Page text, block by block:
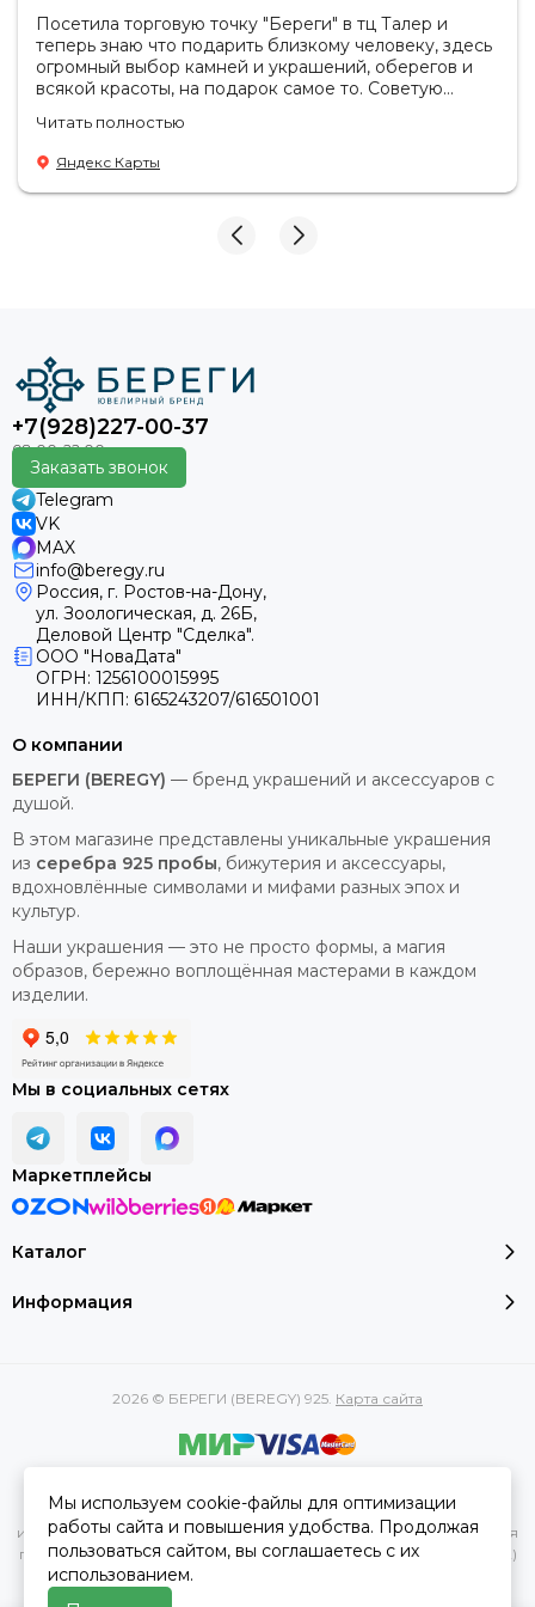
наш интернет-магазин. У нас вы найдете широкий выбор
ювелирных изделий из серебра 925 пробы, которые
подчеркнут вашу красоту и индивидуальность.
Приобретая украшение у нас, вы получаете гарантию
высокого качества, быструю доставку и приятные цены.
уже сегодня!
Посетила торговую точку "Береги" в тц Талер и
теперь знаю что подарить близкому человеку, здесь
огромный выбор камней и украшений, оберегов и
всякой красоты, на подарок самое то. Советую
Продавцы-консультанты сориентируют, дадут
подсказки на что обратить внимание . Приветливый
персонал.
Читать полностью
Яндекс Карты
+7(928)227-00-37
Заказать звонок
Telegram
VK
MAX
info@beregy.ru
Россия, г. Ростов-на-Дону,
ул. Зоологическая, д. 26Б,
Деловой Центр "Сделка".
ООО "НоваДата"
ОГРН: 1256100015995
ИНН/КПП: 6165243207/616501001
Каталог
Информация
О компании
БЕРЕГИ (BEREGY) — бренд украшений и аксессуаров с
душой.
В этом магазине представлены уникальные украшения
из серебра 925 пробы, бижутерия и аксессуары,
вдохновлённые символами и мифами разных эпох и
культур.
Наши украшения — это не просто формы, а магия
образов, бережно воплощённая мастерами в каждом
изделии.
Мы в социальных сетях
Маркетплейсы
2026 © БЕРЕГИ (BEREGY) 925. Карта сайта
характеристик, стоимости товаров и услуг, носит
информационный характер и ни при каких условиях не является
публичной офертой, определяемой положениями Статьи 437(2)
Гражданского кодекса РФ.
Мы используем cookie-файлы для оптимизации
работы сайта и повышения удобства. Продолжая
пользоваться сайтом, вы соглашаетесь с их
использованием.